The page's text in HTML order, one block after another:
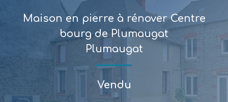
VENDRE
Estimation
Biens Vendus
Maison en pierre à rénover Centre
bourg de Plumaugat
Plumaugat
Vendu